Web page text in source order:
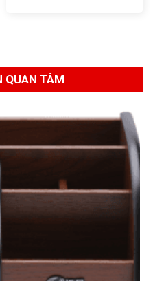
QUAN TÂM